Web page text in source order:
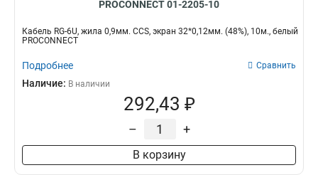
PROCONNECT 01-2205-10
Кабель RG-6U, жила 0,9мм. CCS, экран 32*0,12мм. (48%), 10м., белый
PROCONNECT
Подробнее Сравнить
Наличие: В наличии
292,43 ₽
– +
В корзину